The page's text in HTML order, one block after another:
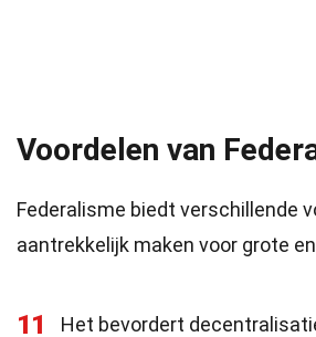
Voordelen van
Federalisme biedt verschillende
aantrekkelijk maken voor grote
11 Het bevordert